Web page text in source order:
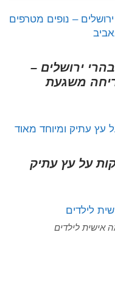
ירושלים –
משגעת
על עץ עתיק